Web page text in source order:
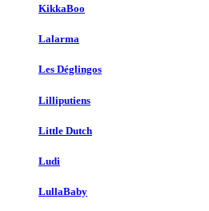
KikkaBoo
Lalarma
Les Déglingos
Lilliputiens
Little Dutch
Ludi
LullaBaby